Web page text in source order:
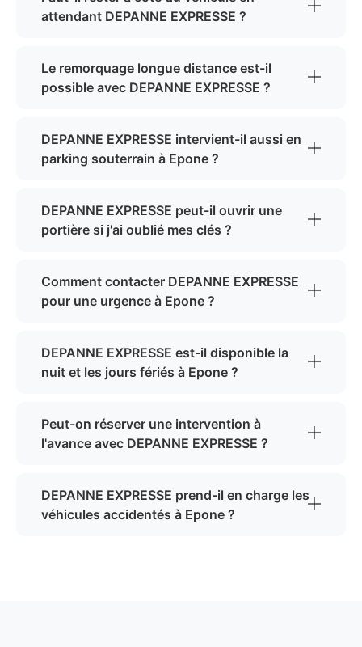
attendant DEPANNE EXPRESSE ?
Le remorquage longue distance est-il
possible avec DEPANNE EXPRESSE ?
DEPANNE EXPRESSE intervient-il aussi en
parking souterrain à Epone ?
DEPANNE EXPRESSE peut-il ouvrir une
portière si j'ai oublié mes clés ?
Comment contacter DEPANNE EXPRESSE
pour une urgence à Epone ?
DEPANNE EXPRESSE est-il disponible la
nuit et les jours fériés à Epone ?
Peut-on réserver une intervention à
l'avance avec DEPANNE EXPRESSE ?
DEPANNE EXPRESSE prend-il en charge les
véhicules accidentés à Epone ?